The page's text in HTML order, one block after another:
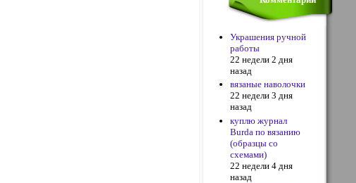
Украшения ручной
работы
22 недели 2 дня
назад
вязаные наволочки
22 недели 3 дня
назад
куплю журнал
Burda по вязанию
(образцы со
схемами)
22 недели 4 дня
назад